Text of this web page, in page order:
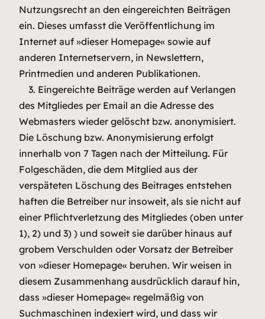
Nutzungsrecht an den eingereichten Beiträgen
ein. Dieses umfasst die Veröffentlichung im
Internet auf »dieser Homepage« sowie auf
anderen Internetservern, in Newslettern,
Printmedien und anderen Publikationen.
3. Eingereichte Beiträge werden auf Verlangen
des Mitgliedes per Email an die Adresse des
Webmasters wieder gelöscht bzw. anonymisiert.
Die Löschung bzw. Anonymisierung erfolgt
innerhalb von 7 Tagen nach der Mitteilung. Für
Folgeschäden, die dem Mitglied aus der
verspäteten Löschung des Beitrages entstehen
haften die Betreiber nur insoweit, als sie nicht auf
einer Pflichtverletzung des Mitgliedes (oben unter
1), 2) und 3) ) und soweit sie darüber hinaus auf
grobem Verschulden oder Vorsatz der Betreiber
von »dieser Homepage« beruhen. Wir weisen in
diesem Zusammenhang ausdrücklich darauf hin,
dass »dieser Homepage« regelmäßig von
Suchmaschinen indexiert wird, und dass wir